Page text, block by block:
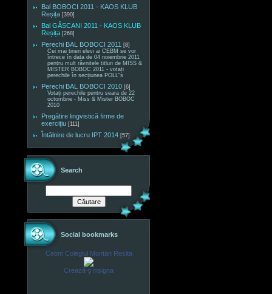
Bal BOBOCI 2011 - KAOS KLUB
Reșița [390]
Bal GÂSCANI 2011 - KAOS KLUB
Reșița [268]
Perechi BAL BOBOCI 2011 [8]
Cei mai tineri elevi ai CEBM se vor
întrece în data de 04 noiembrie 2011
pentru mult râvnitele titluri de MISS &
MISTER BOBOC 2011 - votați
perechile în secțiunea POLL"s
Perechi BAL BOBOCI 2010 [6]
Votați perechile pentru seara de 22
octombrie - Miss & Mister BOBOC
2010
Pregătire lingvistică firme de
exercițiu [111]
Întâlnire de lucru IPT 2014 [57]
Search
Social bookmarks
Cebm Colegiul Montan Resita
Crează-ţi insigna